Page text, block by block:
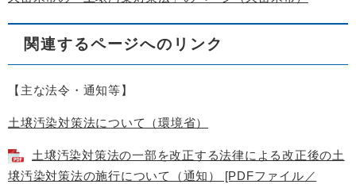
関連するページへのリンク
【主な法令・通知等】
土壌汚染対策法について（環境省）
土壌汚染対策法の一部を改正する法律による改正後の土
壌汚染対策法の施行について（通知） [PDFファイル／